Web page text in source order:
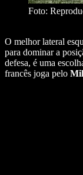
Foto:
O melhor lateral
para dominar a
defesa, é uma
francês joga pelo